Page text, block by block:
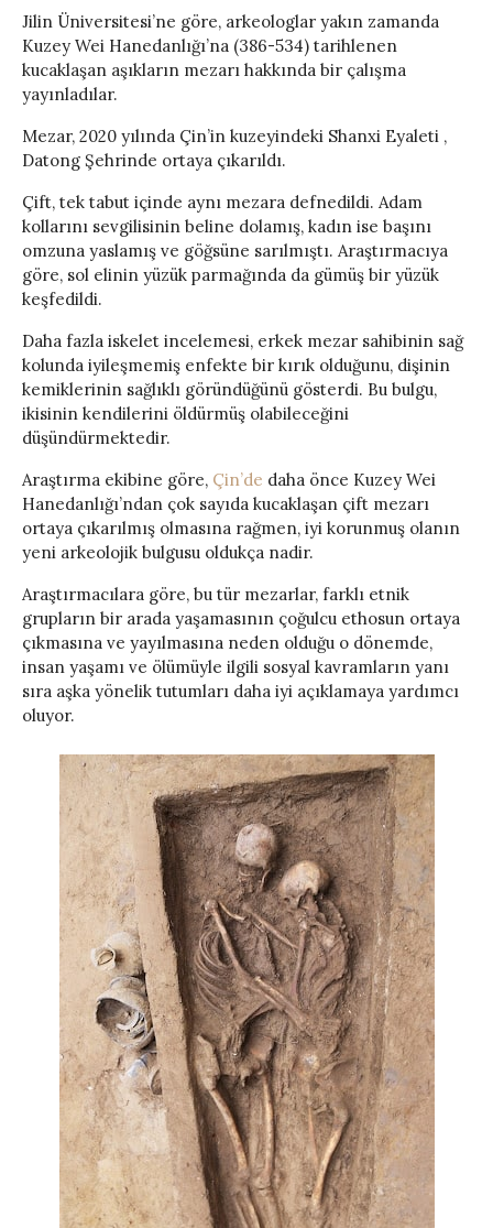
Jilin Üniversitesi’ne göre, arkeologlar yakın zamanda
Kuzey Wei Hanedanlığı’na (386-534) tarihlenen
kucaklaşan aşıkların mezarı hakkında bir çalışma
yayınladılar.
Mezar, 2020 yılında Çin’in kuzeyindeki Shanxi Eyaleti ,
Datong Şehrinde ortaya çıkarıldı.
Çift, tek tabut içinde aynı mezara defnedildi. Adam
kollarını sevgilisinin beline dolamış, kadın ise başını
omzuna yaslamış ve göğsüne sarılmıştı. Araştırmacıya
göre, sol elinin yüzük parmağında da gümüş bir yüzük
keşfedildi.
Daha fazla iskelet incelemesi, erkek mezar sahibinin sağ
kolunda iyileşmemiş enfekte bir kırık olduğunu, dişinin
kemiklerinin sağlıklı göründüğünü gösterdi. Bu bulgu,
ikisinin kendilerini öldürmüş olabileceğini
düşündürmektedir.
Araştırma ekibine göre, Çin’de daha önce Kuzey Wei
Hanedanlığı’ndan çok sayıda kucaklaşan çift mezarı
ortaya çıkarılmış olmasına rağmen, iyi korunmuş olanın
yeni arkeolojik bulgusu oldukça nadir.
Araştırmacılara göre, bu tür mezarlar, farklı etnik
grupların bir arada yaşamasının çoğulcu ethosun ortaya
çıkmasına ve yayılmasına neden olduğu o dönemde,
insan yaşamı ve ölümüyle ilgili sosyal kavramların yanı
sıra aşka yönelik tutumları daha iyi açıklamaya yardımcı
oluyor.